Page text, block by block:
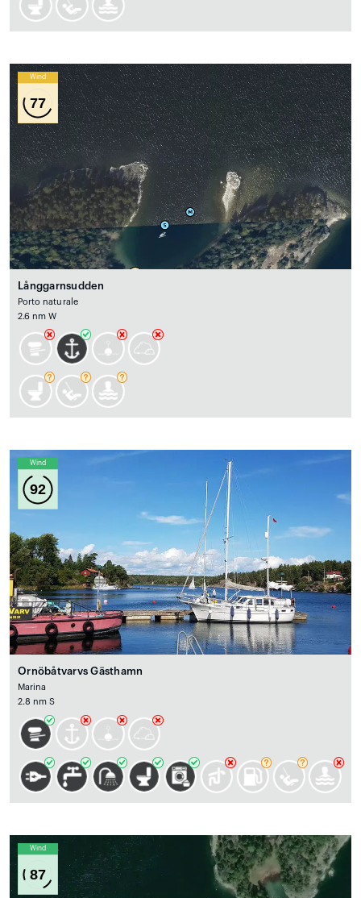
Wind
77
Långgarnsudden
Porto naturale
2.6 nm W
Wind
92
Ornöbåtvarvs Gästhamn
Marina
2.8 nm S
Wind
87